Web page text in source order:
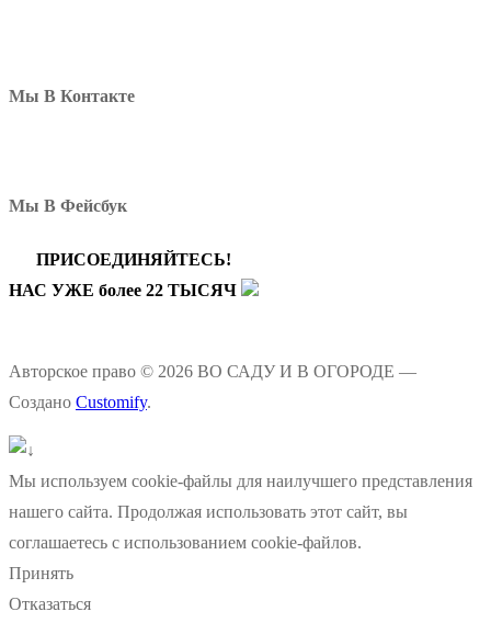
Мы В Контакте
Мы В Фейсбук
ПРИСОЕДИНЯЙТЕСЬ!
НАС УЖЕ более 22 ТЫСЯЧ
Авторское право © 2026 ВО САДУ И В ОГОРОДЕ —
Создано Customify.
Мы используем cookie-файлы для наилучшего представления
нашего сайта. Продолжая использовать этот сайт, вы
соглашаетесь с использованием cookie-файлов.
Принять
Отказаться